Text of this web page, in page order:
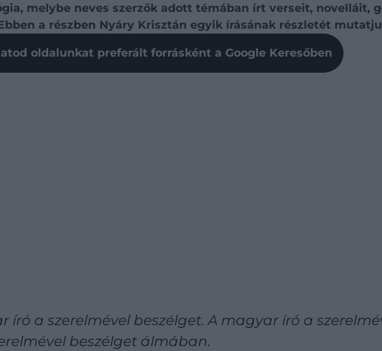
melybe neves szerzők adott témában írt verseit, novelláit,
a részben Nyáry Krisztán egyik írásának részletét
oldalunkat preferált forrásként a Google Keresőben
író a szerelmével beszélget. A magyar író a
beszélget álmában.